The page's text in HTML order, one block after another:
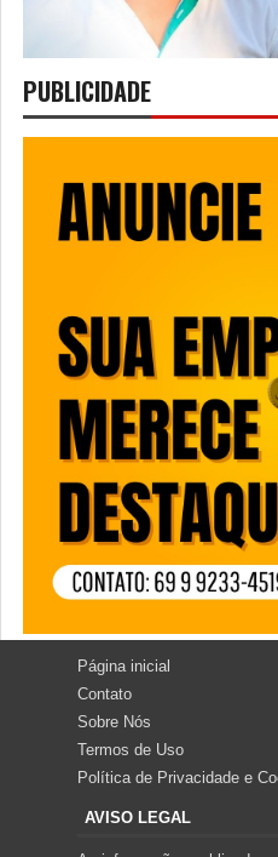
PUBLICIDADE
Página inicial
Contato
Sobre Nós
Termos de Uso
Política de Privacidade e
AVISO LEGAL